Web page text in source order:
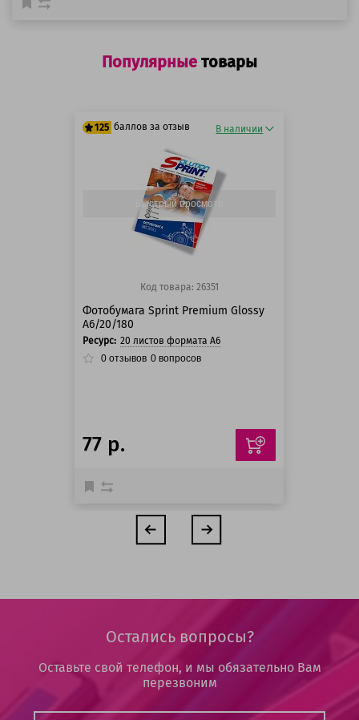
Популярные товары
125 баллов за отзыв
125 баллов
125 баллов
В наличии
Быстрый просмотр
Код товара: 26351
Фотобумага Sprint Premium Glossy
A6/20/180
Ресурс: 20 листов формата А6
0 отзывов 0 вопросов
77 р.
Остались вопросы?
Оставьте свой телефон, и мы обязательно Вам
перезвоним